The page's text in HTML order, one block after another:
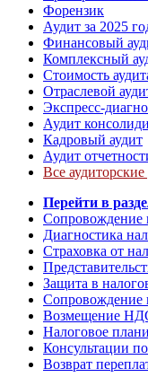
Форензик
Аудит за 2025
Финансовый
Комплексный
Стоимость
Отраслевой
Экспресс-
Аудит
Кадровый аудит
Аудит
Все аудиторские
Перейти в
Сопровождение
Диагностика
Страховка от
Защита в
Возмещение
Налоговое
Консультации
Возврат